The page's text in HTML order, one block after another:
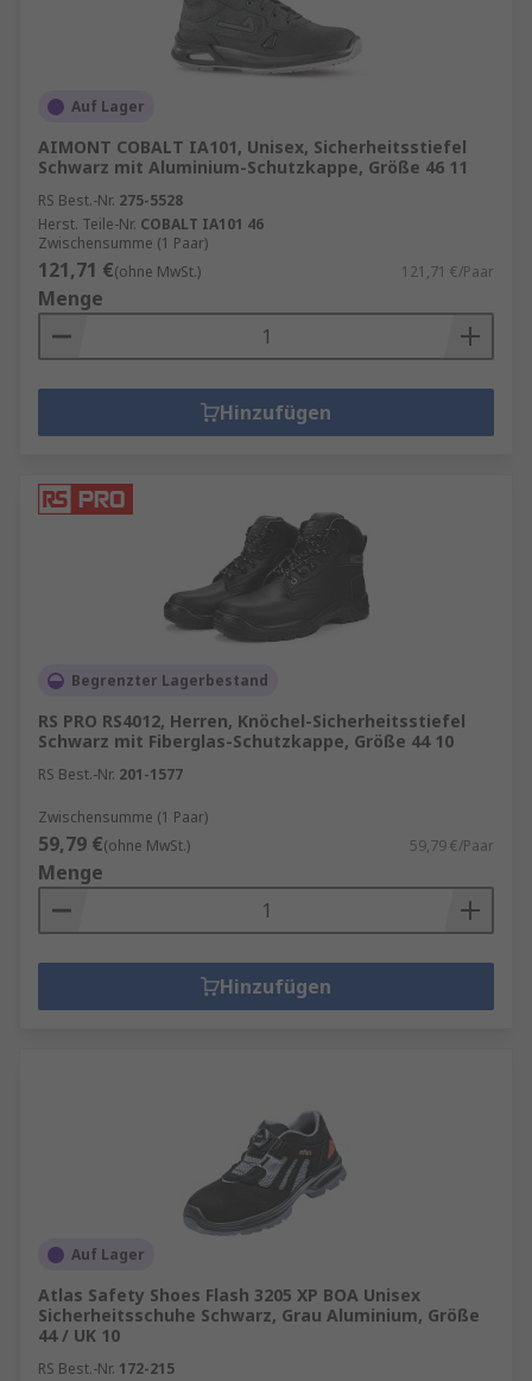
Auf Lager
AIMONT COBALT IA101, Unisex, Sicherheitsstiefel
Schwarz mit Aluminium-Schutzkappe, Größe 46 11
RS Best.-Nr. 275-5528
Herst. Teile-Nr. COBALT IA101 46
Zwischensumme (1 Paar)
121,71 €(ohne MwSt.) 121,71 €/Paar
Menge
Hinzufügen
Begrenzter Lagerbestand
RS PRO RS4012, Herren, Knöchel-Sicherheitsstiefel
Schwarz mit Fiberglas-Schutzkappe, Größe 44 10
RS Best.-Nr. 201-1577
Zwischensumme (1 Paar)
59,79 €(ohne MwSt.) 59,79 €/Paar
Menge
Hinzufügen
Auf Lager
Atlas Safety Shoes Flash 3205 XP BOA Unisex
Sicherheitsschuhe Schwarz, Grau Aluminium, Größe
44 / UK 10
RS Best.-Nr. 172-215